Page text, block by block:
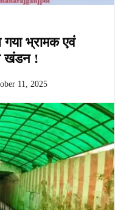
गया भ्रामक एवं
खंडन !
11, 2025